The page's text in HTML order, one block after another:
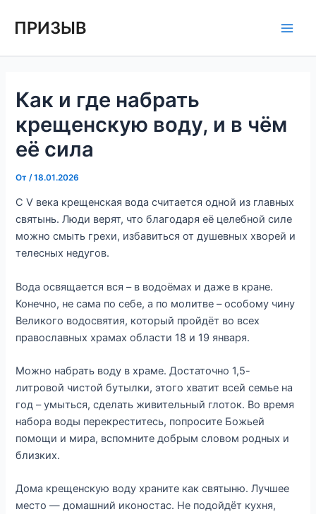
ПРИЗЫВ
Как и где набрать
крещенскую воду, и в чём
её сила
От /18.01.2026
С V века крещенская вода считается одной из главных
святынь. Люди верят, что благодаря её целебной силе
можно смыть грехи, избавиться от душевных хворей и
телесных недугов.
Вода освящается вся – в водоёмах и даже в кране.
Конечно, не сама по себе, а по молитве – особому чину
Великого водосвятия, который пройдёт во всех
православных храмах области 18 и 19 января.
Можно набрать воду в храме. Достаточно 1,5-
литровой чистой бутылки, этого хватит всей семье на
год – умыться, сделать живительный глоток. Во время
набора воды перекреститесь, попросите Божьей
помощи и мира, вспомните добрым словом родных и
близких.
Дома крещенскую воду храните как святыню. Лучшее
место — домашний иконостас. Не подойдёт кухня,
по